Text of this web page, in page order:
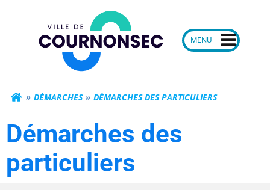
Mairie de
DÉMARCHES DÉMARCHES DES PARTICULIERS
Démarches des
particuliers